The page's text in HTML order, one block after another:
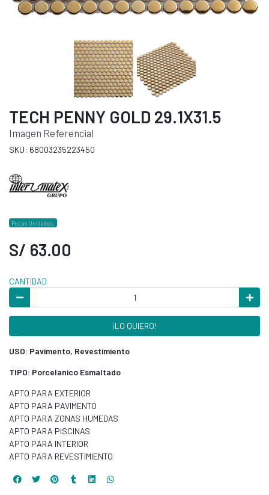
TECH PENNY GOLD 29.1X31.5
Imagen Referencial
SKU: 68003235223450
Pocas Unidades.
S/ 63.00
CANTIDAD
¡LO QUIERO!
USO: Pavimento, Revestimiento
TIPO: Porcelanico Esmaltado
APTO PARA EXTERIOR
APTO PARA PAVIMENTO
APTO PARA ZONAS HUMEDAS
APTO PARA PISCINAS
APTO PARA INTERIOR
APTO PARA REVESTIMIENTO